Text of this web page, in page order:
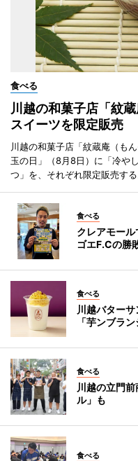
食べる
川越の和菓子店「紋
スイーツを限定販売
川越の和菓子店「紋蔵庵（も
玉の日」（8月8日）に「冷や
つ」を、それぞれ限定販売する
食べる
クレアモー
ゴエF.Cの勝
食べる
川越バター
「芋ンブラ
食べる
川越の立門
ル」も
食べる